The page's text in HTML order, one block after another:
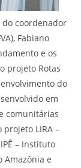
do coordenador
Fabiano
e os
projeto Rotas
do
em
comunitárias
projeto LIRA –
– Instituto
Amazônia e